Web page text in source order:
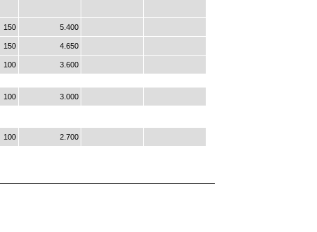
150 5.400
150 4.650
100 3.600
100 3.000
100 2.700